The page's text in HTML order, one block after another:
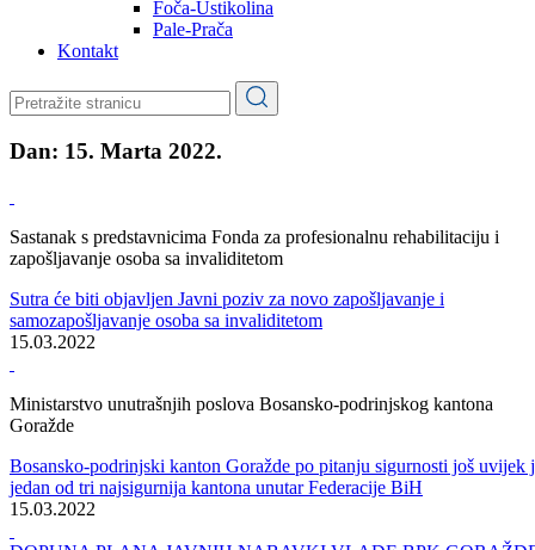
Općine
Pale-Prača
Kontakt